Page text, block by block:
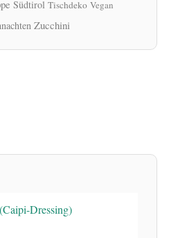
Südtirol Tischdeko Vegan
Zucchini
Dressing)